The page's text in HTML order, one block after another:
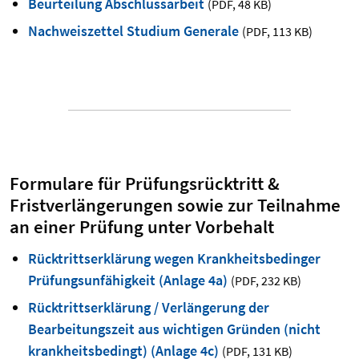
(PDF,48 KB)
Nachweiszettel Studium Generale (PDF, 113 KB)
Formulare für Prüfungsrücktritt &
Fristverlängerungen sowie zur Teilnahme
an einer Prüfung unter Vorbehalt
Rücktrittserklärung wegen Krankheitsbedinger
Prüfungsunfähigkeit (Anlage 4a) (PDF,232 KB)
Rücktrittserklärung / Verlängerung der
Bearbeitungszeit aus wichtigen Gründen (nicht
krankheitsbedingt) (Anlage 4c) (PDF, 131 KB)